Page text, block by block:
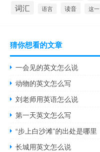
词汇 语言 读音 这一
猜你想看的文章
一会见的英文怎么说
动物的英文怎么写
刘老师用英语怎么说
第一天英文怎么写
“步上白沙滩”的出处是哪里
长城用英文怎么说